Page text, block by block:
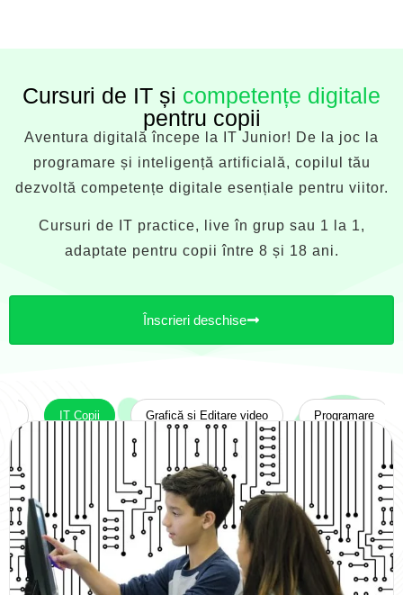
Cursuri de IT și competențe digitale
pentru copii
Aventura digitală începe la IT Junior! De la joc la
programare și inteligență artificială, copilul tău
dezvoltă competențe digitale esențiale pentru viitor.
Cursuri de IT practice, live în grup sau 1 la 1,
adaptate pentru copii între 8 și 18 ani.
Înscrieri deschise
IT Copii Grafică și Editare video Programare